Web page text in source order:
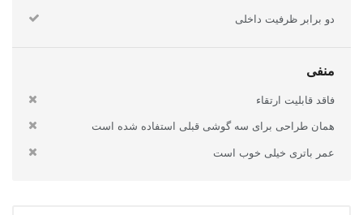
دو برابر ظرفیت داخلی
منفی
فاقد قابلیت ارتقاء
همان طراحی برای سه گوشی قبلی استفاده شده است
عمر باتری خیلی خوب است